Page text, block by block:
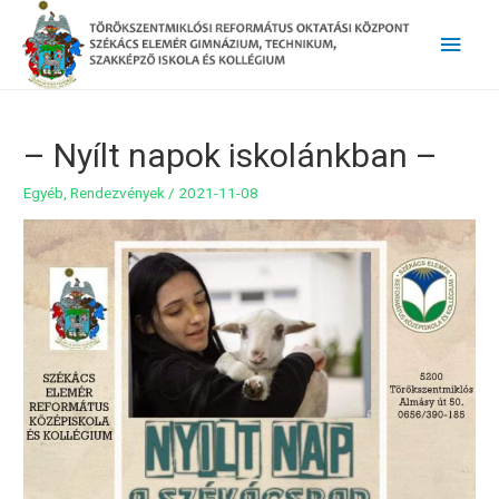
Main
– Nyílt napok iskolánkban –
Egyéb ,Rendezvények / 2021-11-08